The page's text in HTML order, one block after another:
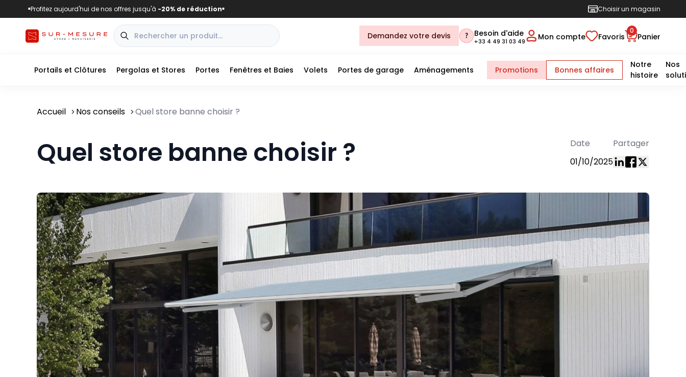
■Profitez aujourd'hui de nos offres jusqu'à -20% de réduction■ Choisir un magasin
Demandez votre devis Besoin d'aide
+33 4 49 31 03 49 Mon compte Favoris
0
Panier
Portails et Clôtures Pergolas et Stores Portes Fenêtres et Baies Volets Portes de garage Aménagements Promotions Bonnes affaires
Notre
histoire
Nos
Accueil Nos conseils Quel store banne choisir ?
Quel store banne choisir ?
Date
01/10/2025
Partager